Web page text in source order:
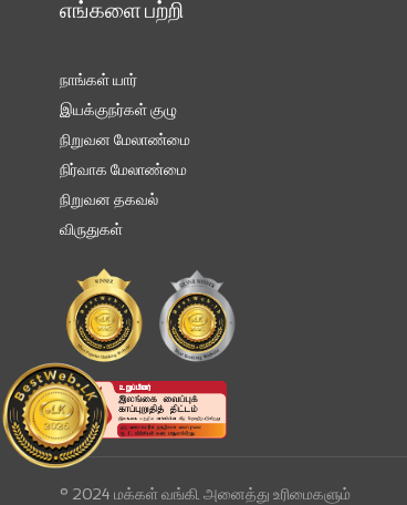
எங்களை பற்றி
நாங்கள் யார்
இயக்குநர்கள் குழு
நிறுவன மேலாண்மை
நிர்வாக மேலாண்மை
நிறுவன தகவல்
விருதுகள்
© 2024 மக்கள் வங்கி. அனைத்து உரிமைகளும்